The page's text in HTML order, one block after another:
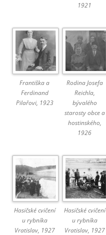
1921
Františka a
Ferdinand
Pilařovi, 1923
Rodina Josefa
Reichla,
bývalého
starosty obce a
hostinského,
1926
Hasičské cvičení
u rybníka
Vratislav, 1927
Hasičské cvičení
u rybníka
Vratislav, 1927